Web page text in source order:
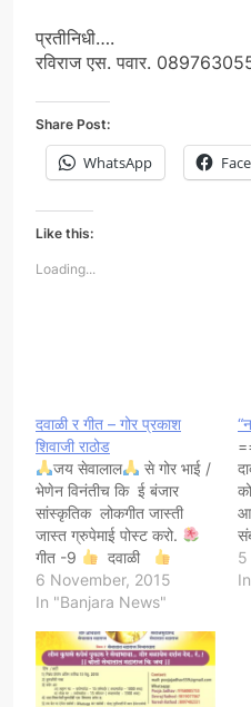
प्रतीनिधी….
रविराज एस. पवार.
Share Post:
WhatsApp
Like this:
Loading...
दवाळी र गीत – गोर प्रकाश
शिवाजी राठोड
जय सेवालाल
से गोर भाई /
भेणेन विनंतीच कि ई बंजार
सांस्कृतिक लोकगीत जास्ती
जास्त ग्रुपेमाई पोस्ट करो.
गीत -9
दवाळी
गौ पुजन
आ ये वु ।।
गाई गोदा फु ।। केवड्या मेवडया
कटार ।। लांबी लेर धोळी हारं
।। खंडडीभरी…
6 November, 2015
In "Banjara News"
5